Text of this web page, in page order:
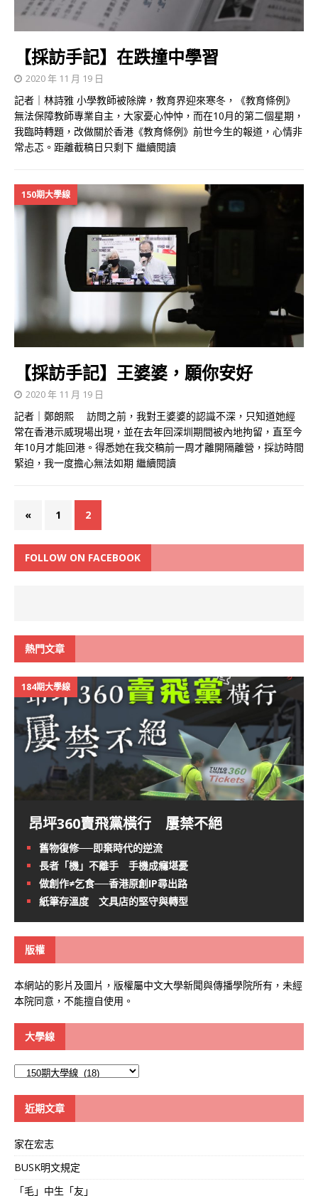
【採訪手記】在跌撞中學習
2020 年 11 月 19 日
記者｜林詩雅 小學教師被除牌，教育界迎來寒冬，《教育條例》
無法保障教師專業自主，大家憂心忡忡，而在10月的第二個星期，
我臨時轉題，改做關於香港《教育條例》前世今生的報道，心情非
常忐忑。距離截稿日只剩下 繼續閱讀
150期大學線
【採訪手記】王婆婆，願你安好
2020 年 11 月 19 日
記者｜鄭朗熙 訪問之前，我對王婆婆的認識不深，只知道她經
常在香港示威現場出現，並在去年回深圳期間被內地拘留，直至今
年10月才能回港。得悉她在我交稿前一周才離開隔離營，採訪時間
緊迫，我一度擔心無法如期 繼續閱讀
« 1 2
FOLLOW ON FACEBOOK
熱門文章
184期大學線
昂坪360賣飛黨橫行 屢禁不絕
舊物復修──即棄時代的逆流
長者「機」不離手 手機成癮堪憂
做創作≠乞食──香港原創IP尋出路
紙筆存溫度 文具店的堅守與轉型
版權
本網站的影片及圖片，版權屬中文大學新聞與傳播學院所有，未經
本院同意，不能擅自使用。
大學線
近期文章
家在宏志
BUSK明文規定
「毛」中生「友」